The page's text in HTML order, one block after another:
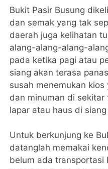
Bukit Pasir Busung
dan semak yang tak
daerah juga kelihatan
alang-alang-alang-
pada ketika pagi atau
siang akan terasa
susah menemukan
dan minuman di
lapar atau haus di
Untuk berkunjung ke
datanglah memakai
belum ada transportasi